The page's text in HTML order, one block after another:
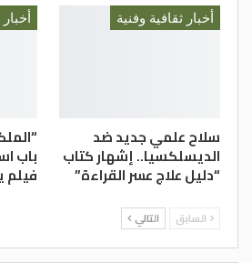
أخبار ثقافية وفنية
سلاح علمي جديد ضد
الديسلكسيا.. إشهار كتاب
“دليل علاج عسر القراءة”
باب
فيلم
السابق التالي